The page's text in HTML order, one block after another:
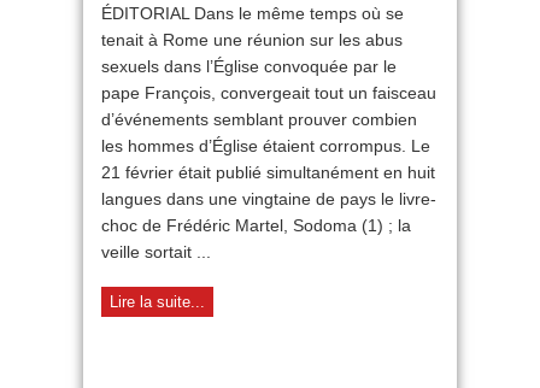
de
purification
ÉDITORIAL Dans le même temps où se
tenait à Rome une réunion sur les abus
sexuels dans l’Église convoquée par le
pape François, convergeait tout un faisceau
d’événements semblant prouver combien
les hommes d’Église étaient corrompus. Le
21 février était publié simultanément en huit
langues dans une vingtaine de pays le livre-
choc de Frédéric Martel, Sodoma (1) ; la
veille sortait ...
Lire la suite...